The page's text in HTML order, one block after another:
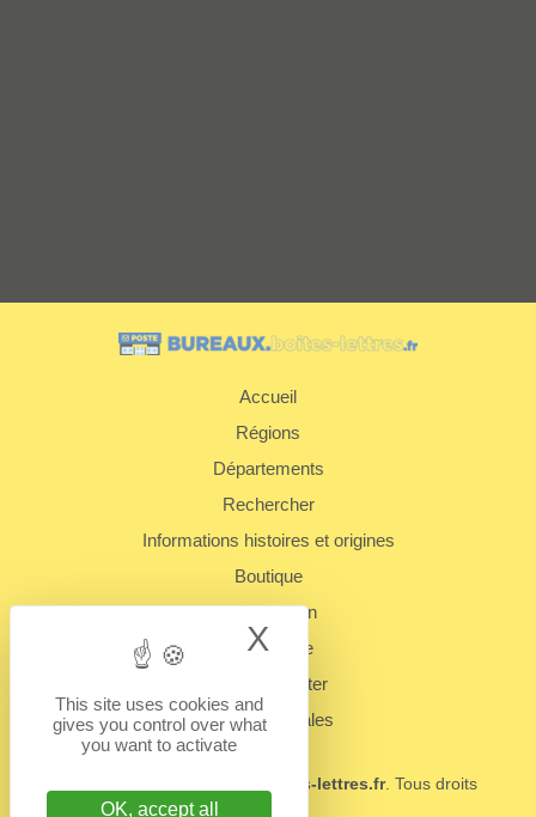
Accueil
Régions
Départements
Rechercher
Informations histoires et origines
Boutique
Présentation
Plan du site
Nous contacter
Mentions légales
BUREAUX.boites-lettres.fr. Tous droits
This site uses cookies and
gives you control over what
you want to activate
OK, accept all
X Hide cookie